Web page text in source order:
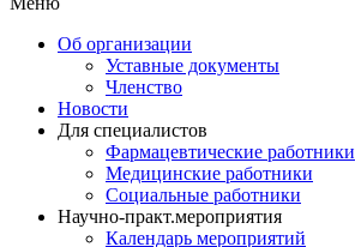
Об организации
Уставные документы
Членство
Новости
Для специалистов
Фармацевтические работники
Медицинские работники
Социальные работники
Научно-практ.мероприятия
Календарь мероприятий